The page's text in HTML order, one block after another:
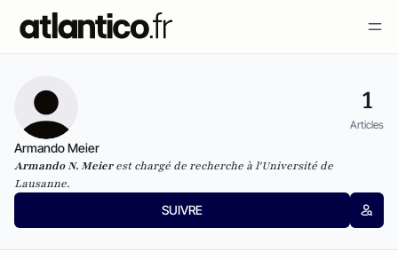
1
Articles
Armando Meier
Armando N. Meierest chargé de recherche à l'Université de
Lausanne.
SUIVRE